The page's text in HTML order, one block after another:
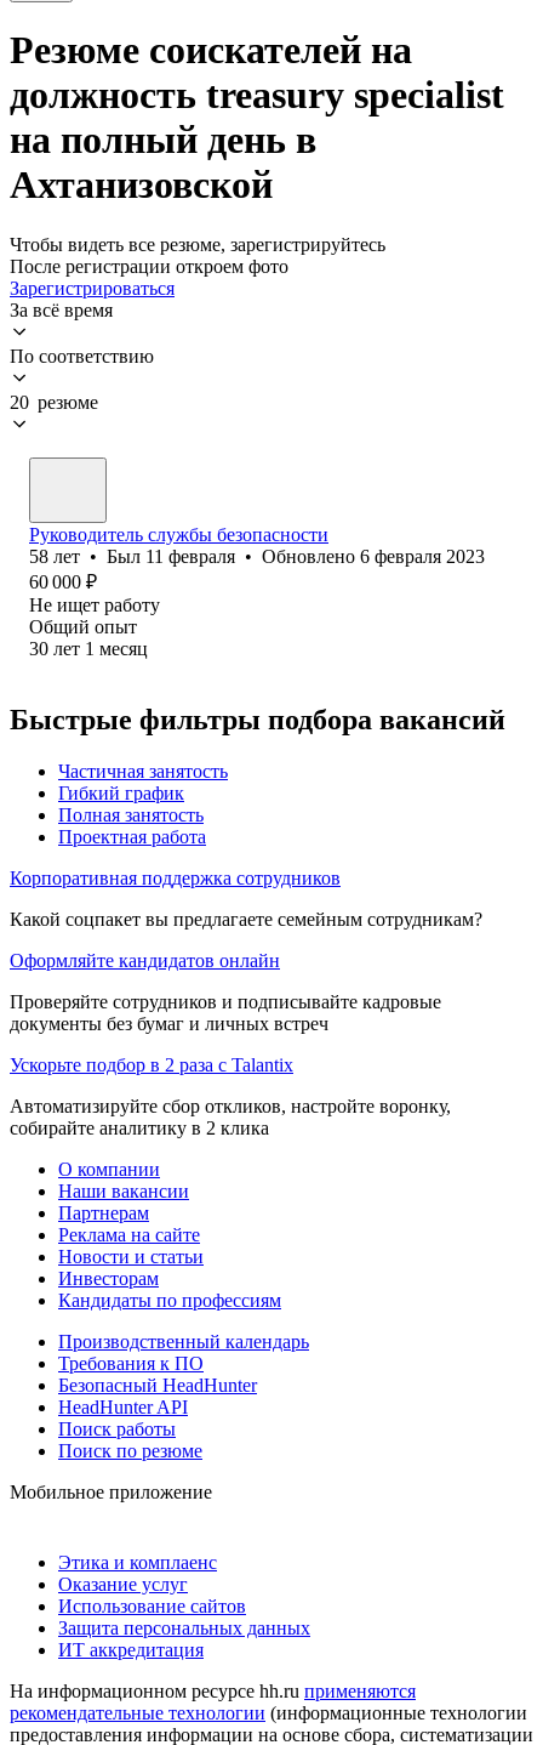
Резюме соискателей на
должность treasury specialist
на полный день в
Ахтанизовской
Чтобы видеть все резюме, зарегистрируйтесь
После регистрации откроем фото
Зарегистрироваться
За всё время
По соответствию
20 резюме
Руководитель службы безопасности
58 лет • Был 11 февраля • Обновлено 6 февраля 2023
60 000 ₽
Не ищет работу
Общий опыт
30 лет 1 месяц
Быстрые фильтры подбора вакансий
Частичная занятость
Гибкий график
Полная занятость
Проектная работа
Корпоративная поддержка сотрудников
Какой соцпакет вы предлагаете семейным сотрудникам?
Оформляйте кандидатов онлайн
Проверяйте сотрудников и подписывайте кадровые
документы без бумаг и личных встреч
Ускорьте подбор в 2 раза с Talantix
Автоматизируйте сбор откликов, настройте воронку,
собирайте аналитику в 2 клика
О компании
Наши вакансии
Партнерам
Реклама на сайте
Новости и статьи
Инвесторам
Кандидаты по профессиям
Производственный календарь
Требования к ПО
Безопасный HeadHunter
HeadHunter API
Поиск работы
Поиск по резюме
Мобильное приложение
Этика и комплаенс
Оказание услуг
Использование сайтов
Защита персональных данных
ИТ аккредитация
На информационном ресурсе hh.ru применяются
рекомендательные технологии (информационные технологии
предоставления информации на основе сбора, систематизации